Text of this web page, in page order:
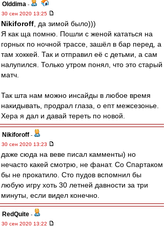
Olddima -
30 сен 2020 13:25
Nikiforoff , да зимой было)))
Я как ща помню. Пошли с женой кататься на
горных по ночной трассе, зашёл в бар перед, а
там хоккей. Так и отправил её с детьми, а сам
налупился. Только утром понял, что это старый
матч.
Так шта нам можно инсайды в любое время
накидывать, продрал глаза, о епт межсезонье.
Хера я дал и давай тереть по новой.
Nikiforoff -
30 сен 2020 13:23
даже сюда на веве писал камменты) но
нечасто какей смотрю, не фанат. Со Спартаком
бы не прокатило. Сто пудов вспомнил бы
любую игру хоть 30 летней давности за три
минуты, если видел конечно.
RedQuite -
30 сен 2020 13:22